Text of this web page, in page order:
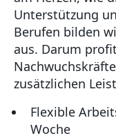
Unterstützung
Berufen bilden
aus. Darum
zusätzlichen
Flexible
Woche